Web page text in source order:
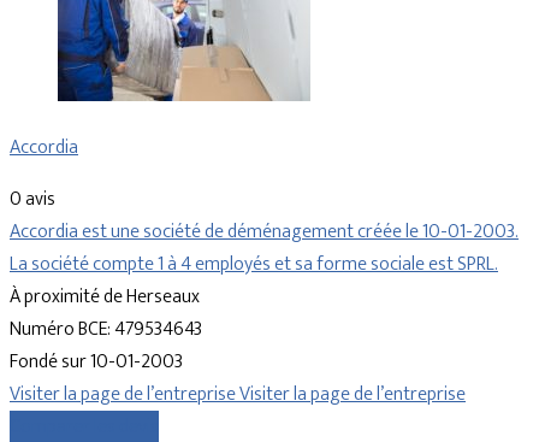
Accordia
0 avis
Accordia est une société de déménagement créée le 10-01-2003.
La société compte 1 à 4 employés et sa forme sociale est SPRL.
À proximité de Herseaux
Numéro BCE: 479534643
Fondé sur 10-01-2003
Visiter la page de l’entrepriseVisiter la page de l’entreprise